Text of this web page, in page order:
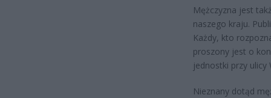
Mężczyzna jest
naszego kraju.
Każdy, kto
proszony jest o
jednostki przy ulicy
Nieznany dotąd